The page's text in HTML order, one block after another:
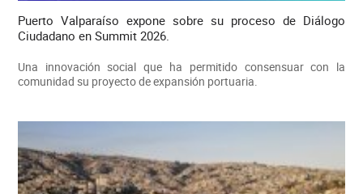
Puerto Valparaíso expone sobre su proceso de Diálogo
Ciudadano en Summit 2026.
Una innovación social que ha permitido consensuar con la
comunidad su proyecto de expansión portuaria.